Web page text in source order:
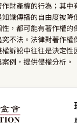
財產權的行為；其
識傳播的自由度被降
，都可能有著作權
不法。法律對著作
訴訟中往往是決定性
例，提供侵權分析。